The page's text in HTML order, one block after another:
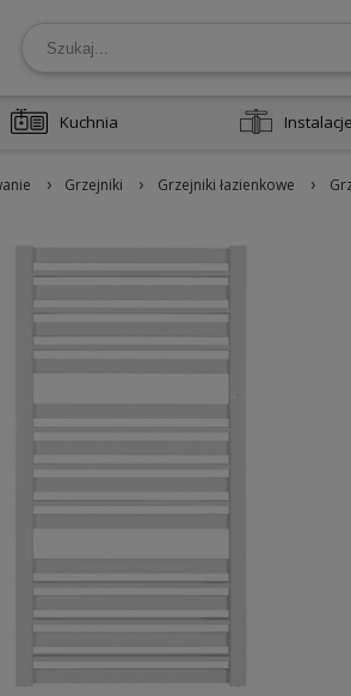
Kuchnia Instalacje
› Grzejniki › Grzejniki łazienkowe ›